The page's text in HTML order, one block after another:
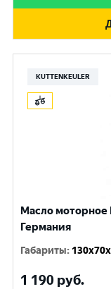
KUTTENKEULER
Масло моторное
Германия
Габариты:
1 190 руб.